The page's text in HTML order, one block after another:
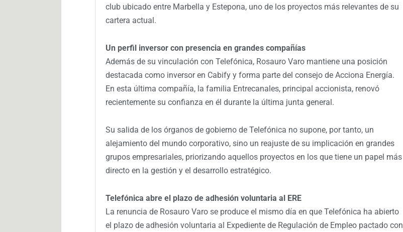
club ubicado entre Marbella y Estepona, uno de los proyectos más relevantes de su
cartera actual.
Un perfil inversor con presencia en grandes compañías
Además de su vinculación con Telefónica, Rosauro Varo mantiene una posición
destacada como inversor en Cabify y forma parte del consejo de Acciona Energía.
En esta última compañía, la familia Entrecanales, principal accionista, renovó
recientemente su confianza en él durante la última junta general.
Su salida de los órganos de gobierno de Telefónica no supone, por tanto, un
alejamiento del mundo corporativo, sino un reajuste de su implicación en grandes
grupos empresariales, priorizando aquellos proyectos en los que tiene un papel más
directo en la gestión y el desarrollo estratégico.
Telefónica abre el plazo de adhesión voluntaria al ERE
La renuncia de Rosauro Varo se produce el mismo día en que Telefónica ha abierto
el plazo de adhesión voluntaria al Expediente de Regulación de Empleo pactado con